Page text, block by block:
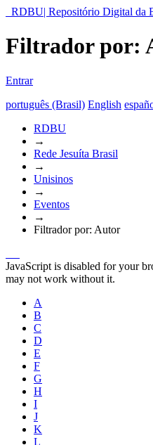
RDBU| Repositório Digital da
Filtrador por:
Entrar
português (Brasil) English
RDBU
→
Rede Jesuíta Brasil
→
Unisinos
→
Eventos
→
Filtrador por: Autor
JavaScript is disabled for your
may not work without it.
A
B
C
D
E
F
G
H
I
J
K
L